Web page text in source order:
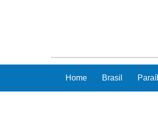
Home Brasil